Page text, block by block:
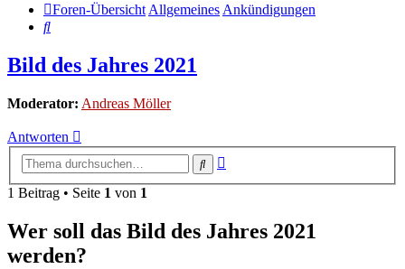
Foren-Übersicht Allgemeines Ankündigungen
Suche
Bild des Jahres 2021
Moderator: Andreas Möller
Antworten
Suche
1 Beitrag • Seite 1 von 1
Wer soll das Bild des Jahres 2021
werden?